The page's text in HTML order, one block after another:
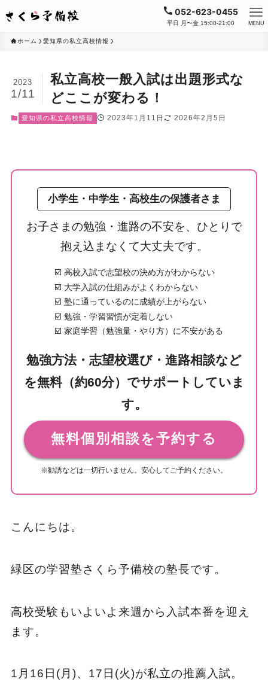
052-623-0455
平日 月〜金 15:00-21:00 MENU
ホーム 愛知県の私立高校情報
私立高校一般入試は出題形式な
どここが変わる！
2023
1/11
愛知県の私立高校情報 2023年1月11日 2026年2月5日
小学生・中学生・高校生の保護者さま
お子さまの勉強・進路の不安を、ひとりで
抱え込まなくて大丈夫です。
☑️ 高校入試で志望校の決め方がわからない
☑️ 大学入試の仕組みがよくわからない
☑️ 塾に通っているのに成績が上がらない
☑️ 勉強・学習習慣が定着しない
☑️ 家庭学習（勉強量・やり方）に不安がある
勉強方法・志望校選び・進路相談など
を無料（約60分）でサポートしていま
す。
無料個別相談を予約する
※勧誘などは一切行いません。安心してご予約ください。
こんにちは。
緑区の学習塾さくら予備校の塾長です。
高校受験もいよいよ来週から入試本番を迎え
ます。
1月16日(月)、17日(火)が私立の推薦入試。